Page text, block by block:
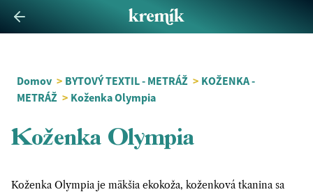
Domov > BYTOVÝ TEXTIL - METRÁŽ > KOŽENKA -
METRÁŽ > Koženka Olympia
Koženka Olympia
Koženka Olympia je mäkšia ekokoža, koženková tkanina sa